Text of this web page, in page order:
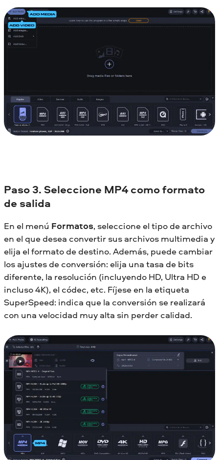
Paso 3. Seleccione MP4 como formato
de salida
En el menú Formatos, seleccione el tipo de archivo
en el que desea convertir sus archivos multimedia y
elija el formato de destino. Además, puede cambiar
los ajustes de conversión: elija una tasa de bits
diferente, la resolución (incluyendo HD, Ultra HD e
incluso 4K), el códec, etc. Fíjese en la etiqueta
SuperSpeed: indica que la conversión se realizará
con una velocidad muy alta sin perder calidad.